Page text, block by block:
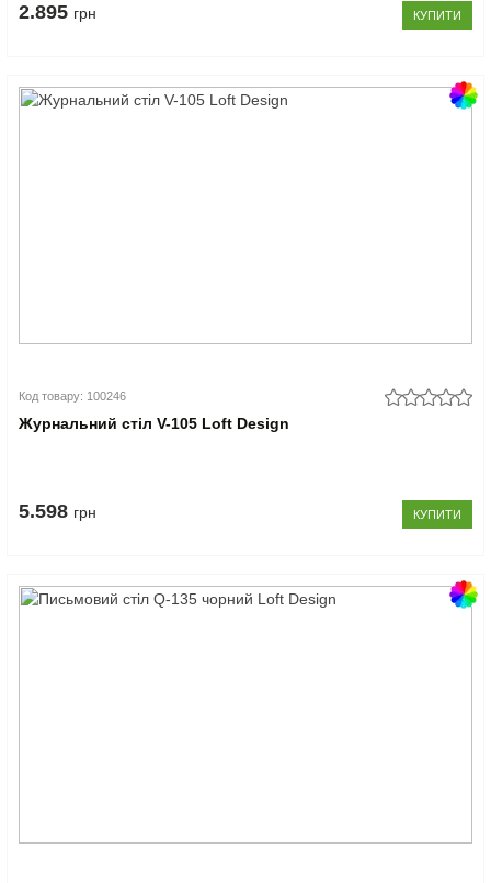
2.895 грн КУПИТИ
Код товару: 100246
Журнальний стіл V-105 Loft Design
5.598 грн КУПИТИ